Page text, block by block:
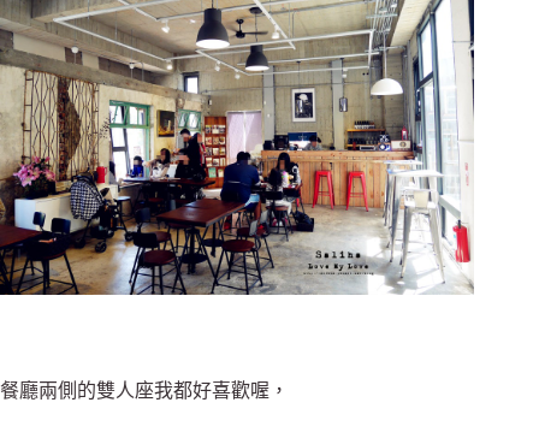
餐廳兩側的雙人座我都好喜歡喔，